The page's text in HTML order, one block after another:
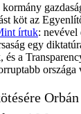
köt az
írtuk: nevével
egy
a
országa